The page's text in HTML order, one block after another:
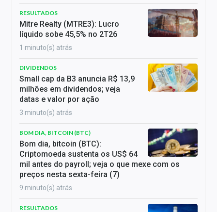
RESULTADOS
Mitre Realty (MTRE3): Lucro
líquido sobe 45,5% no 2T26
1 minuto(s) atrás
DIVIDENDOS
Small cap da B3 anuncia R$ 13,9
milhões em dividendos; veja
datas e valor por ação
3 minuto(s) atrás
BOM DIA, BITCOIN (BTC)
Bom dia, bitcoin (BTC):
Criptomoeda sustenta os US$ 64
mil antes do payroll; veja o que mexe com os
preços nesta sexta-feira (7)
9 minuto(s) atrás
RESULTADOS